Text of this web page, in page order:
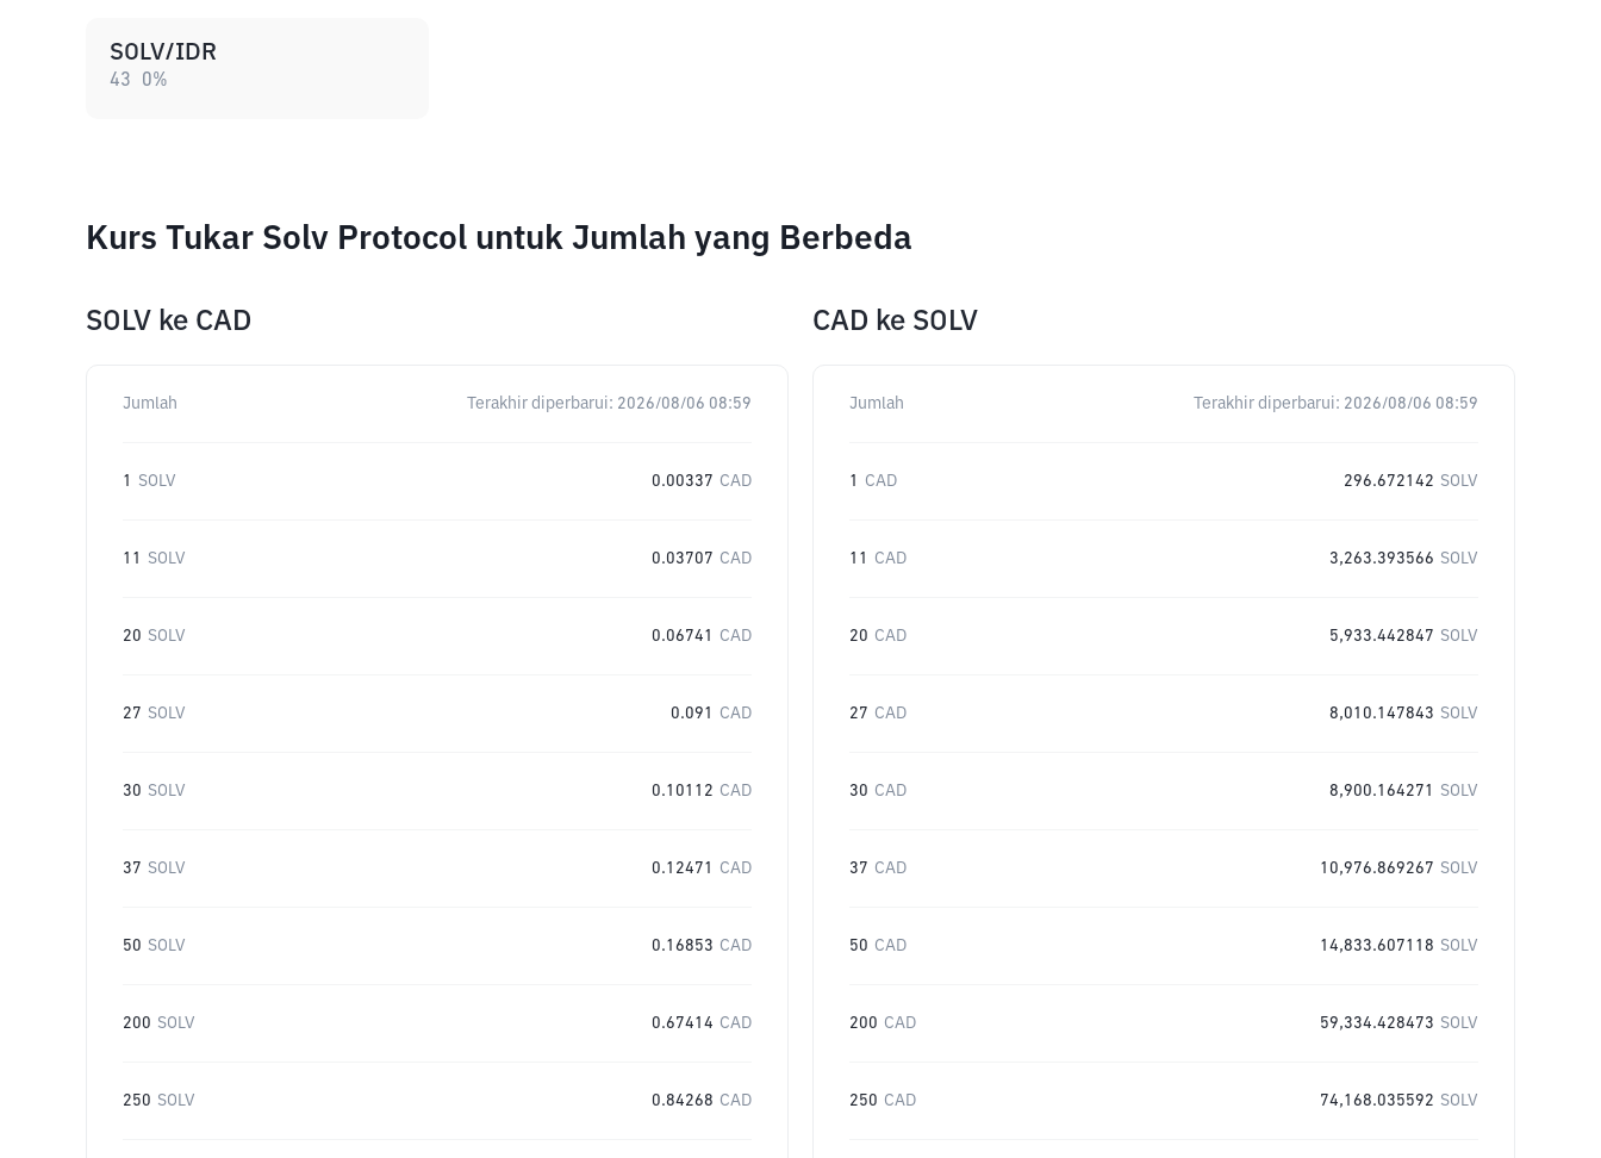
SOLV/IDR
43 0%
Kurs Tukar Solv Protocol untuk Jumlah yang Berbeda
SOLV ke CAD
Jumlah Terakhir diperbarui: 2026/08/06 08:59
1 SOLV 0.00337 CAD
11 SOLV 0.03707 CAD
20 SOLV 0.06741 CAD
27 SOLV 0.091 CAD
30 SOLV 0.10112 CAD
37 SOLV 0.12471 CAD
50 SOLV 0.16853 CAD
200 SOLV 0.67414 CAD
250 SOLV 0.84268 CAD
CAD ke SOLV
Jumlah Terakhir diperbarui: 2026/08/06 08:59
1 CAD 296.672142 SOLV
11 CAD 3,263.393566 SOLV
20 CAD 5,933.442847 SOLV
27 CAD 8,010.147843 SOLV
30 CAD 8,900.164271 SOLV
37 CAD 10,976.869267 SOLV
50 CAD 14,833.607118 SOLV
200 CAD 59,334.428473 SOLV
250 CAD 74,168.035592 SOLV